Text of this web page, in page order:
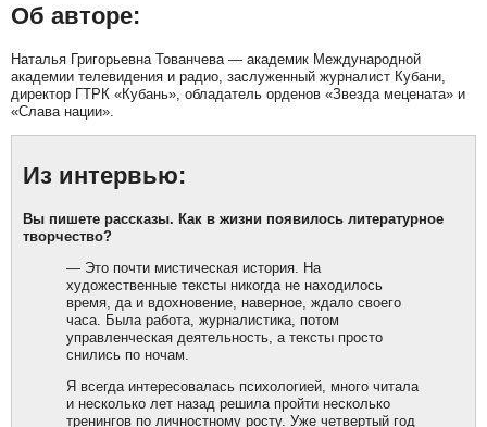
Об авторе:
Наталья Григорьевна Тованчева — академик Международной
академии телевидения и радио, заслуженный журналист Кубани,
директор ГТРК «Кубань», обладатель орденов «Звезда мецената» и
«Слава нации».
Из интервью:
Вы пишете рассказы. Как в жизни появилось литературное
творчество?
— Это почти мистическая история. На
художественные тексты никогда не находилось
время, да и вдохновение, наверное, ждало своего
часа. Была работа, журналистика, потом
управленческая деятельность, а тексты просто
снились по ночам.
Я всегда интересовалась психологией, много читала
и несколько лет назад решила пройти несколько
тренингов по личностному росту. Уже четвертый год